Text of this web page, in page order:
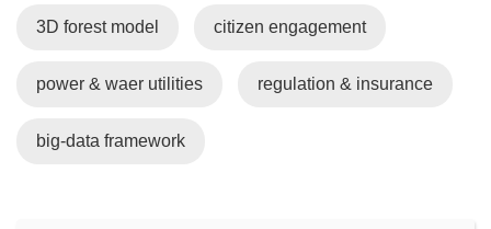
3D forest model citizen engagement
power & waer utilities regulation & insurance
big-data framework